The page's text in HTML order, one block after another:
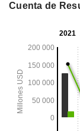
Cuenta de